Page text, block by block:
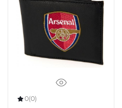
0(0)